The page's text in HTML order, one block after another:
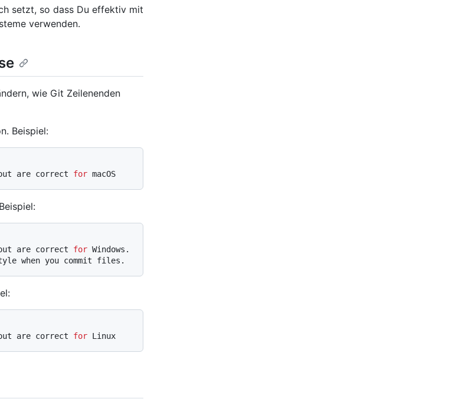
setzt, so dass Du effektiv mit
verwenden.
wie Git Zeilenenden
Beispiel:
are correct for macOS
are correct for Windows.
when you commit files.
are correct for Linux